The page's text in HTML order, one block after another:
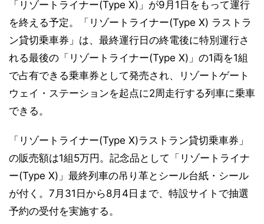
「リゾートライナー(Type X)」が9月1日をもって運行
を終える予定。「リゾートライナー(Type X) ラストラ
ン貸切乗車券」は、最終運行日の終電後に特別運行さ
れる最後の「リゾートライナー(Type X)」の1両を1組
で占有できる乗車券として発売され、リゾートゲート
ウェイ・ステーションを起点に2周走行する列車に乗車
できる。
「リゾートライナー(Type X)ラストラン貸切乗車券」
の販売額は1組5万円。記念品として「リゾートライナ
ー(Type X)」最終列車の吊り革とシール台紙・シール
が付く。7月31日から8月4日まで、特設サイトで抽選
予約の受付を実施する。